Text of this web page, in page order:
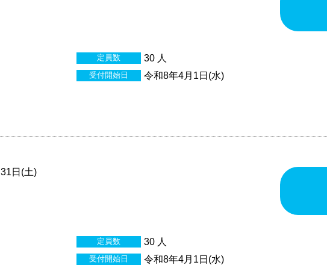
定員数 30 人
受付開始日 令和8年4月1日(水)
日(土)
定員数 30 人
受付開始日 令和8年4月1日(水)